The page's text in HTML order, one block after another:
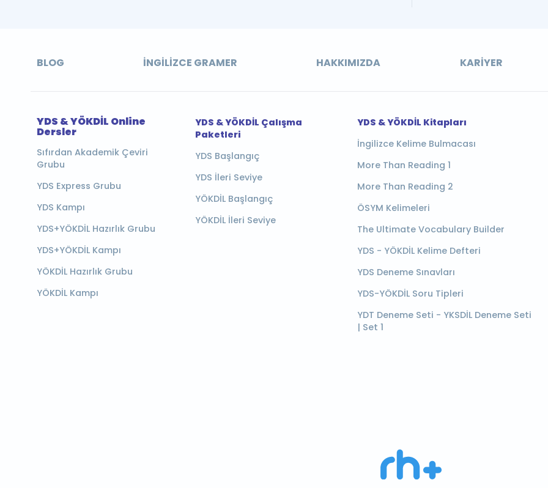
BLOG İNGILIZCE GRAMER HAKKIMIZDA KARIYER
YDS & YÖKDİL Online
Dersler
Sıfırdan Akademik Çeviri
Grubu
YDS Express Grubu
YDS Kampı
YDS+YÖKDİL Hazırlık Grubu
YDS+YÖKDİL Kampı
YÖKDİL Hazırlık Grubu
YÖKDİL Kampı
YDS & YÖKDİL Çalışma
Paketleri
YDS Başlangıç
YDS İleri Seviye
YÖKDİL Başlangıç
YÖKDİL İleri Seviye
YDS & YÖKDİL Kitapları
İngilizce Kelime Bulmacası
More Than Reading 1
More Than Reading 2
ÖSYM Kelimeleri
The Ultimate Vocabulary Builder
YDS - YÖKDİL Kelime Defteri
YDS Deneme Sınavları
YDS-YÖKDİL Soru Tipleri
YDT Deneme Seti - YKSDİL Deneme Seti
| Set 1